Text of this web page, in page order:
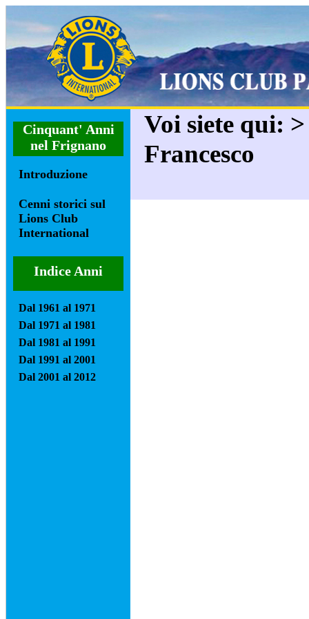
Cinquant' Anni
nel Frignano
Introduzione
Cenni storici sul
Lions Club
International
Indice Anni
Dal 1961 al 1971
Dal 1971 al 1981
Dal 1981 al 1991
Dal 1991 al 2001
Dal 2001 al 2012
Voi siete qui:
Francesco